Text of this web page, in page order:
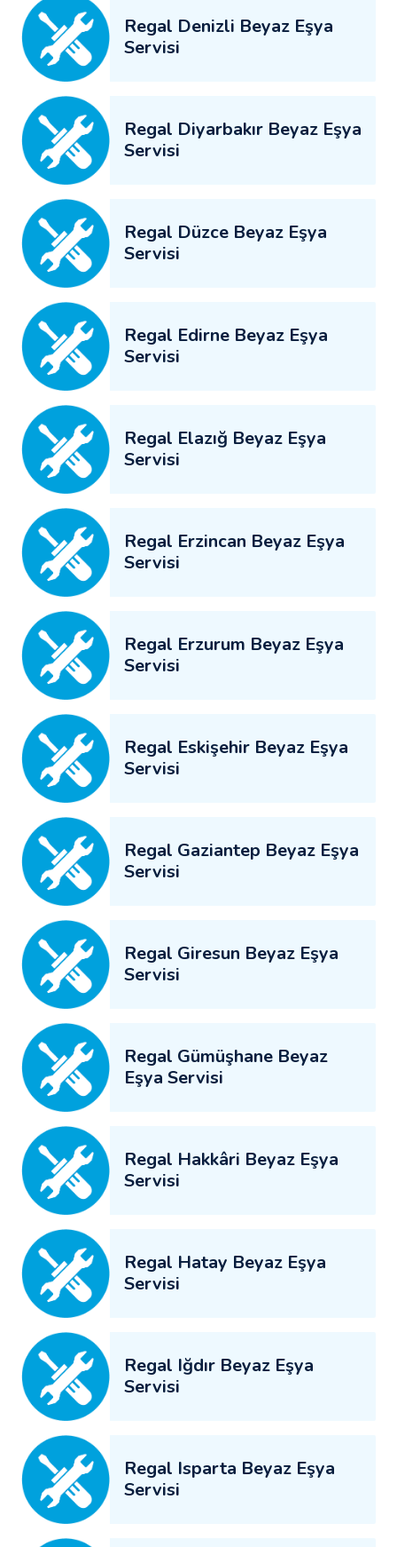
Regal Denizli Beyaz Eşya
Servisi
Regal Diyarbakır Beyaz Eşya
Servisi
Regal Düzce Beyaz Eşya
Servisi
Regal Edirne Beyaz Eşya
Servisi
Regal Elazığ Beyaz Eşya
Servisi
Regal Erzincan Beyaz Eşya
Servisi
Regal Erzurum Beyaz Eşya
Servisi
Regal Eskişehir Beyaz Eşya
Servisi
Regal Gaziantep Beyaz Eşya
Servisi
Regal Giresun Beyaz Eşya
Servisi
Regal Gümüşhane Beyaz
Eşya Servisi
Regal Hakkâri Beyaz Eşya
Servisi
Regal Hatay Beyaz Eşya
Servisi
Regal Iğdır Beyaz Eşya
Servisi
Regal Isparta Beyaz Eşya
Servisi